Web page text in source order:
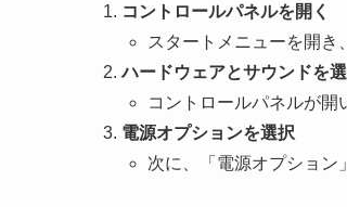
コントロールパネルを開く
スタートメニューを開き
ハードウェアとサウンドを
コントロールパネルが開
電源オプションを選択
次に、「電源オプション